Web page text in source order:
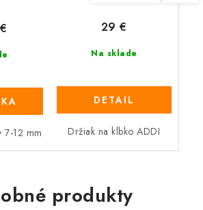
7-12 mm
Na sklade
29 €
DETAIL
Držiak na klbko ADDI
produkty